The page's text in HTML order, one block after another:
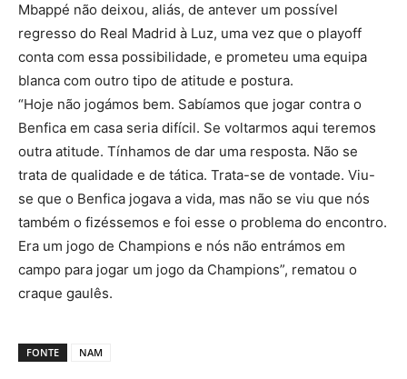
Mbappé não deixou, aliás, de antever um possível
regresso do Real Madrid à Luz, uma vez que o playoff
conta com essa possibilidade, e prometeu uma equipa
blanca com outro tipo de atitude e postura.
“Hoje não jogámos bem. Sabíamos que jogar contra o
Benfica em casa seria difícil. Se voltarmos aqui teremos
outra atitude. Tínhamos de dar uma resposta. Não se
trata de qualidade e de tática. Trata-se de vontade. Viu-
se que o Benfica jogava a vida, mas não se viu que nós
também o fizéssemos e foi esse o problema do encontro.
Era um jogo de Champions e nós não entrámos em
campo para jogar um jogo da Champions”, rematou o
craque gaulês.
FONTE NAM